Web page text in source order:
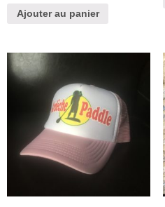
Ajouter au panier